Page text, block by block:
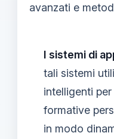
avanzati e
I sistemi di
tali sistemi
intelligenti
formative
in modo